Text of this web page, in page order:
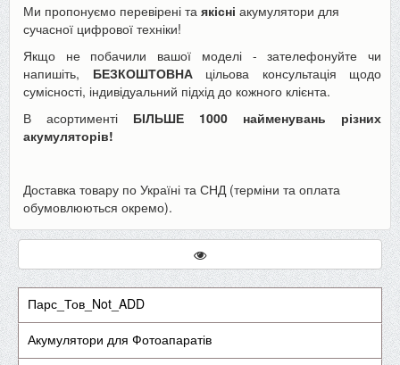
Ми пропонуємо перевірені та якісні акумулятори для
сучасної цифрової техніки!
Якщо не побачили вашої моделі - зателефонуйте чи
напишіть, БЕЗКОШТОВНАцільова консультація щодо
сумісності, індивідуальний підхід до кожного клієнта.
В асортименті БІЛЬШЕ 1000 найменувань різних
акумуляторів!
Доставка товару по Україні та СНД (терміни та оплата
обумовлюються окремо).
Парс_Тов_Not_ADD
Акумулятори для Фотоапаратів